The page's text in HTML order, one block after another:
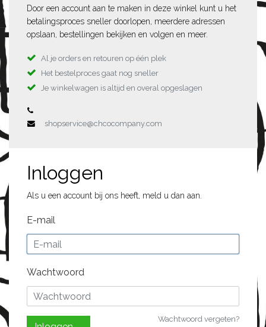
Door een account aan te maken in deze winkel kunt u het
betalingsproces sneller doorlopen, meerdere adressen
opslaan, bestellingen bekijken en volgen en meer.
Al je orders en retouren op één plek
Het bestelproces gaat nog sneller
Je winkelwagen is altijd en overal opgeslagen
shopservice@chcocompany.com
Inloggen
Als u een account bij ons heeft, meld u dan aan.
E-mail
Wachtwoord
Wachtwoord vergeten?